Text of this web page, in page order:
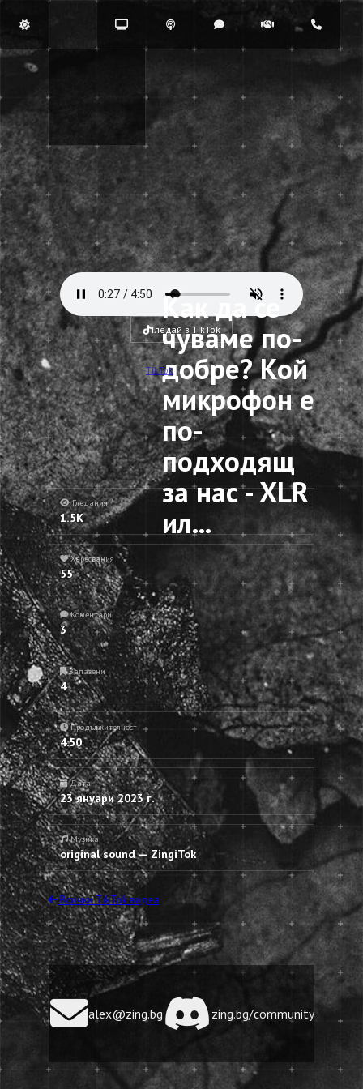
Гледай в TikTok
TikTok
Как да се
чуваме по-
добре? Кой
микрофон е
по-
подходящ
за нас - XLR
ил...
Гледания
1.5K
Харесвания
55
Коментари
3
Запазени
4
Продължителност
4:50
Дата
23 януари 2023 г.
Музика
original sound — ZingiTok
Всички TikTok видеа
alex@zing.bg zing.bg/community